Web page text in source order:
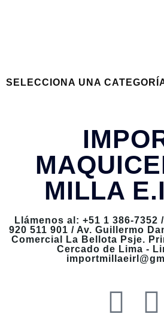
SELECCIONA UNA
MILLA
Llámenos al: +51 1 386-7352
920 511 901 / Av. Guillermo
Comercial La Bellota Psje.
Cercado de Lima -